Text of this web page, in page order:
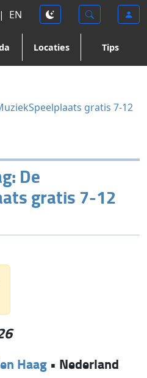
| EN
Locaties Tips
gratis 7-12
De
gratis 7-12
Haag • Nederland